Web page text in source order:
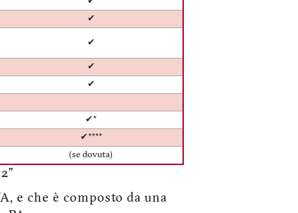
✔
✔
✔
✔
✔*
✔****
(se dovuta)
e che è composto da una